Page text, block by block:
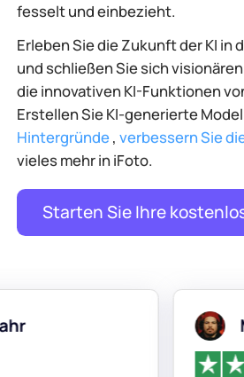
fesselt und einbezieht.
Erleben Sie die Zukunft der KI in
und schließen Sie sich
die innovativen KI-Funktionen
Erstellen Sie KI-generierte
Hintergründe,verbessern Sie
vieles mehr in iFoto.
Starten Sie Ihre
Manson